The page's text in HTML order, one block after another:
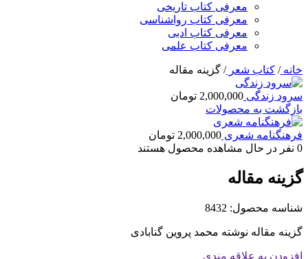
معرفی کتاب تاریخی
معرفی کتاب رواشناسی
معرفی کتاب ادبی
معرفی کتاب علمی
خانه/ کتاب شعر/ گزینه مقاله
سرود زندگی 2,000,000 تومان
بازگشت به محصولات
فرهنگنامه شعری 2,000,000 تومان
0 نفر در حال مشاهده محصول هستند
گزینه مقاله
شناسه محصول: 8432
گزینه مقاله نوشته محمد پروین گنابادی
افزودن به علاقه مندی